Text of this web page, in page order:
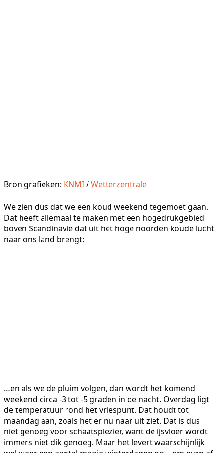
Bron grafieken: KNMI/Wetterzentrale
We zien dus dat we een koud weekend tegemoet gaan.
Dat heeft allemaal te maken met een hogedrukgebied
boven Scandinavië dat uit het hoge noorden koude lucht
naar ons land brengt:
…en als we de pluim volgen, dan wordt het komend
weekend circa -3 tot -5 graden in de nacht. Overdag ligt
de temperatuur rond het vriespunt. Dat houdt tot
maandag aan, zoals het er nu naar uit ziet. Dat is dus
niet genoeg voor schaatsplezier, want de ijsvloer wordt
immers niet dik genoeg. Maar het levert waarschijnlijk